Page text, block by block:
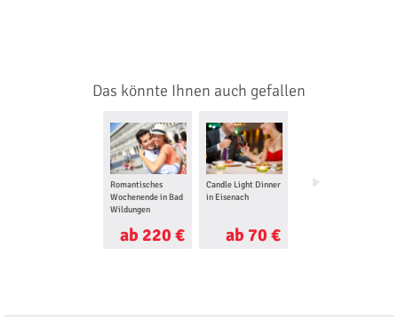
Das könnte Ihnen auch gefallen
Romantisches
Wochenende in Bad
Wildungen
ab 220 €
Candle Light Dinner
in Eisenach
ab 70 €
Kochkurs für